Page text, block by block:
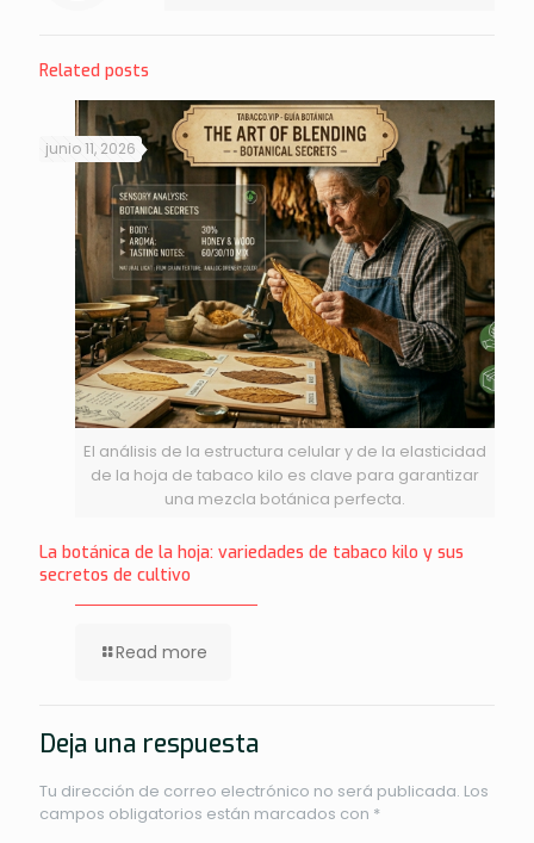
Related posts
El análisis de la estructura celular y de la elasticidad
de la hoja de tabaco kilo es clave para garantizar
una mezcla botánica perfecta.
junio 11, 2026
La botánica de la hoja: variedades de tabaco kilo y sus
secretos de cultivo
Read more
Deja una respuesta
Tu dirección de correo electrónico no será publicada. Los
campos obligatorios están marcados con *